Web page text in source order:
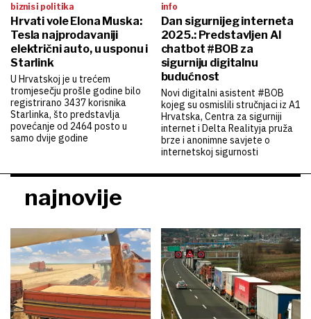
biznis i politika
Hrvati vole Elona Muska:
Tesla najprodavaniji
električni auto, u usponu i
Starlink
U Hrvatskoj je u trećem
tromjesečju prošle godine bilo
registrirano 3437 korisnika
Starlinka, što predstavlja
povećanje od 2464 posto u
samo dvije godine
info
Dan sigurnijeg interneta
2025.: Predstavljen AI
chatbot #BOB za
sigurniju digitalnu
budućnost
Novi digitalni asistent #BOB
kojeg su osmislili stručnjaci iz A1
Hrvatska, Centra za sigurniji
internet i Delta Realityja pruža
brze i anonimne savjete o
internetskoj sigurnosti
najnovije